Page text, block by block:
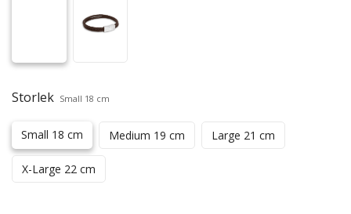
Storlek Small 18 cm
Small 18 cm Medium 19 cm Large 21 cm
X-Large 22 cm